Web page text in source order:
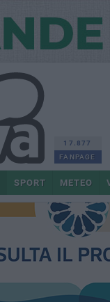
17.877
FANPAGE
SPORT METEO